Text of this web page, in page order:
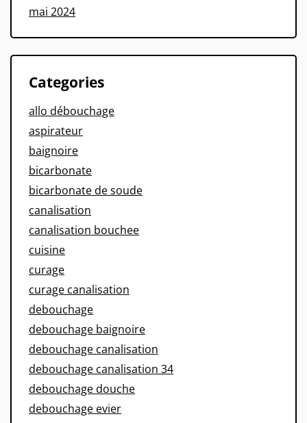
mai 2024
Categories
allo débouchage
aspirateur
baignoire
bicarbonate
bicarbonate de soude
canalisation
canalisation bouchee
cuisine
curage
curage canalisation
debouchage
debouchage baignoire
debouchage canalisation
debouchage canalisation 34
debouchage douche
debouchage evier